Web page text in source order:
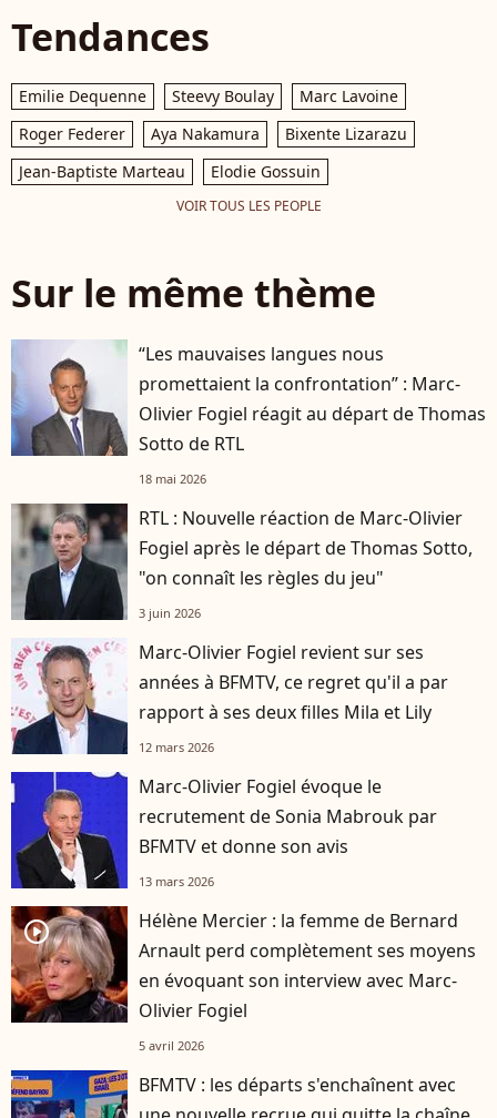
Tendances
Emilie Dequenne Steevy Boulay
Marc Lavoine
Roger Federer
Aya Nakamura
Bixente Lizarazu
Jean-Baptiste Marteau
Elodie Gossuin
VOIR TOUS LES PEOPLE
Sur le même thème
“Les mauvaises langues nous
promettaient la confrontation” : Marc-
Olivier Fogiel réagit au départ de Thomas
Sotto de RTL
18 mai 2026
RTL : Nouvelle réaction de Marc-Olivier
Fogiel après le départ de Thomas Sotto,
"on connaît les règles du jeu"
3 juin 2026
Marc-Olivier Fogiel revient sur ses
années à BFMTV, ce regret qu'il a par
rapport à ses deux filles Mila et Lily
12 mars 2026
Marc-Olivier Fogiel évoque le
recrutement de Sonia Mabrouk par
BFMTV et donne son avis
13 mars 2026
player2
Hélène Mercier : la femme de Bernard
Arnault perd complètement ses moyens
en évoquant son interview avec Marc-
Olivier Fogiel
5 avril 2026
BFMTV : les départs s'enchaînent avec